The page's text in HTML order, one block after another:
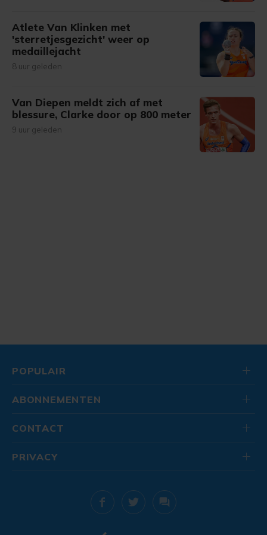
Atlete Van Klinken met
'sterretjesgezicht' weer op
medaillejacht
8 uur geleden
Van Diepen meldt zich af met
blessure, Clarke door op 800 meter
9 uur geleden
POPULAIR
ABONNEMENTEN
CONTACT
PRIVACY